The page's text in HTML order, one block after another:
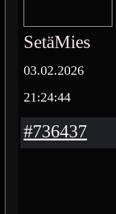
SetäMies
03.02.2026
21:24:44
#736437